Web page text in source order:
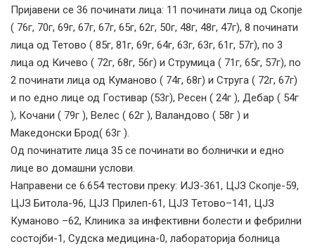
Пријавени се 36 починати лица: 11 починати лица од Скопје
( 76г, 70г, 69г, 67г, 67г, 65г, 62г, 50г, 48г, 48г, 47г), 8 починати
лица од Тетово ( 85г, 81г, 69г, 64г, 63г, 63г, 61г, 57г), по 3
лица од Кичево ( 72г, 68г, 56г) и Струмица ( 71г, 65г, 57г), по
2 починати лица од Куманово ( 74г, 68г) и Струга ( 72г, 67г)
и по едно лице од Гостивар (53г), Ресен ( 24г ), Дебар ( 54г
), Кочани ( 79г ), Велес ( 62г ), Валандово ( 58г ) и
Македонски Брод( 63г ).
Од починатите лица 35 се починати во болнички и едно
лице во домашни услови.
Направени се 6.654 тестови преку: ИЈЗ-361, ЦЈЗ Скопје-59,
ЦЈЗ Битола-96, ЦЈЗ Прилеп-61, ЦЈЗ Тетово–141, ЦЈЗ
Куманово –62, Клиника за инфективни болести и фебрилни
состојби-1, Судска медицина-0, лабораторија болница